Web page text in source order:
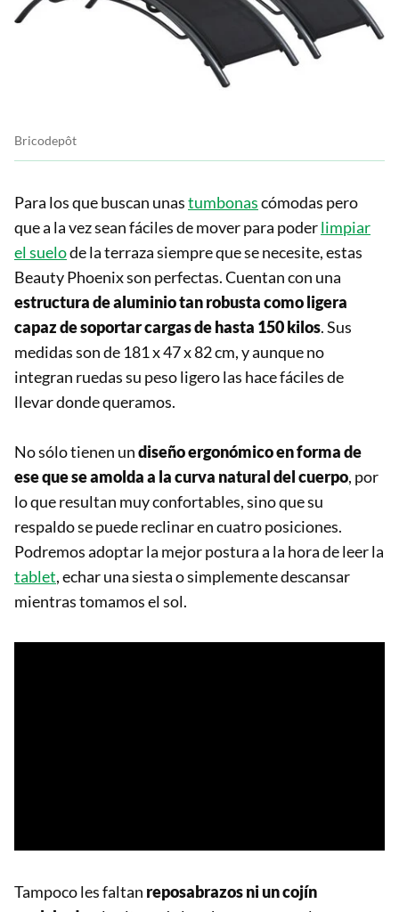
Bricodepôt
Para los que buscan unastumbonascómodas pero
que a la vez sean fáciles de mover para poderlimpiar
el suelode la terraza siempre que se necesite, estas
Beauty Phoenix son perfectas. Cuentan con una
estructura de aluminio tan robusta como ligera
capaz de soportar cargas de hasta 150 kilos. Sus
medidas son de 181 x 47 x 82 cm, y aunque no
integran ruedas su peso ligero las hace fáciles de
llevar donde queramos.
No sólo tienen undiseño ergonómico en forma de
ese que se amolda a la curva natural del cuerpo, por
lo que resultan muy confortables, sino que su
respaldo se puede reclinar en cuatro posiciones.
Podremos adoptar la mejor postura a la hora de leer la
tablet, echar una siesta o simplemente descansar
mientras tomamos el sol.
Tampoco les faltan reposabrazos ni un cojín